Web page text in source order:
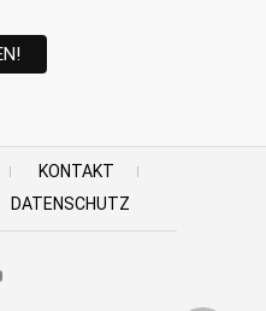
KONTAKT
DATENSCHUTZ
Youtube